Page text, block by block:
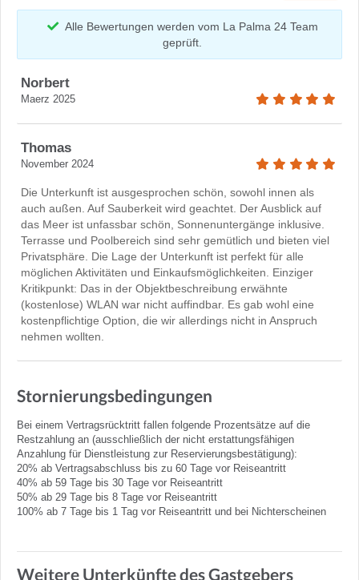
Alle Bewertungen werden vom La Palma 24 Team
geprüft.
Norbert
Maerz 2025
Thomas
November 2024
Die Unterkunft ist ausgesprochen schön, sowohl innen als
auch außen. Auf Sauberkeit wird geachtet. Der Ausblick auf
das Meer ist unfassbar schön, Sonnenuntergänge inklusive.
Terrasse und Poolbereich sind sehr gemütlich und bieten viel
Privatsphäre. Die Lage der Unterkunft ist perfekt für alle
möglichen Aktivitäten und Einkaufsmöglichkeiten. Einziger
Kritikpunkt: Das in der Objektbeschreibung erwähnte
(kostenlose) WLAN war nicht auffindbar. Es gab wohl eine
kostenpflichtige Option, die wir allerdings nicht in Anspruch
nehmen wollten.
Stornierungsbedingungen
Bei einem Vertragsrücktritt fallen folgende Prozentsätze auf die
Restzahlung an (ausschließlich der nicht erstattungsfähigen
Anzahlung für Dienstleistung zur Reservierungsbestätigung):
20% ab Vertragsabschluss bis zu 60 Tage vor Reiseantritt
40% ab 59 Tage bis 30 Tage vor Reiseantritt
50% ab 29 Tage bis 8 Tage vor Reiseantritt
100% ab 7 Tage bis 1 Tag vor Reiseantritt und bei Nichterscheinen
Weitere Unterkünfte des Gastgebers